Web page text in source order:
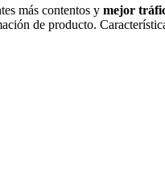
más contentos y mejor
de producto.